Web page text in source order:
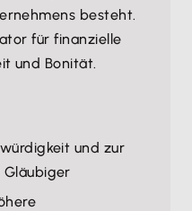
besteht.
für finanzielle
und Bonität.
und zur
Gläubiger